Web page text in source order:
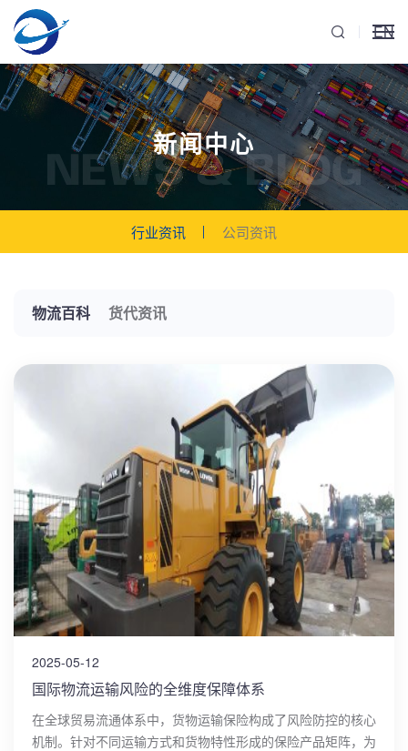
EN
新闻中心
NEWS & BLOG
行业资讯 公司资讯
物流百科 货代资讯
2025-05-12
国际物流运输风险的全维度保障体系
在全球贸易流通体系中，货物运输保险构成了风险防控的核心
机制。针对不同运输方式和货物特性形成的保险产品矩阵，为